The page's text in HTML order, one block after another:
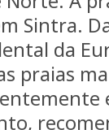
Sintra.
da
praias